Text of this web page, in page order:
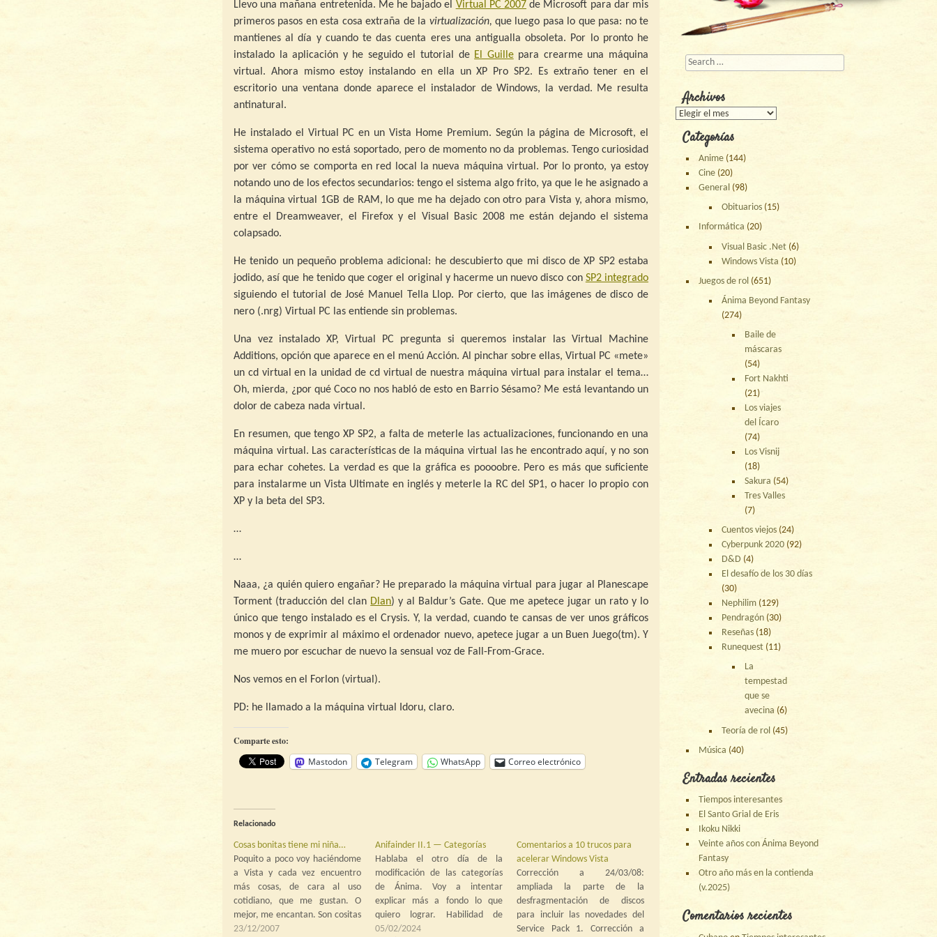
Llevo una mañana entretenida. Me he bajado el Virtual PC 2007 de Microsoft para dar mis
primeros pasos en esta cosa extraña de la virtualización, que luego pasa lo que pasa: no te
mantienes al día y cuando te das cuenta eres una antigualla obsoleta. Por lo pronto he
instalado la aplicación y he seguido el tutorial de El Guillepara crearme una máquina
virtual. Ahora mismo estoy instalando en ella un XP Pro SP2. Es extraño tener en el
escritorio una ventana donde aparece el instalador de Windows, la verdad. Me resulta
antinatural.
He instalado el Virtual PC en un Vista Home Premium. Según la página de Microsoft, el
sistema operativo no está soportado, pero de momento no da problemas. Tengo curiosidad
por ver cómo se comporta en red local la nueva máquina virtual. Por lo pronto, ya estoy
notando uno de los efectos secundarios: tengo el sistema algo frito, ya que le he asignado a
la máquina virtual 1GB de RAM, lo que me ha dejado con otro para Vista y, ahora mismo,
entre el Dreamweaver, el Firefox y el Visual Basic 2008 me están dejando el sistema
colapsado.
He tenido un pequeño problema adicional: he descubierto que mi disco de XP SP2 estaba
jodido, así que he tenido que coger el original y hacerme un nuevo disco con SP2 integrado
siguiendo el tutorial de José Manuel Tella Llop. Por cierto, que las imágenes de disco de
nero (.nrg) Virtual PC las entiende sin problemas.
Una vez instalado XP, Virtual PC pregunta si queremos instalar las Virtual Machine
Additions, opción que aparece en el menú Acción. Al pinchar sobre ellas, Virtual PC «mete»
un cd virtual en la unidad de cd virtual de nuestra máquina virtual para instalar el tema…
Oh, mierda, ¿por qué Coco no nos habló de esto en Barrio Sésamo? Me está levantando un
dolor de cabeza nada virtual.
En resumen, que tengo XP SP2, a falta de meterle las actualizaciones, funcionando en una
máquina virtual. Las características de la máquina virtual las he encontrado aquí, y no son
para echar cohetes. La verdad es que la gráfica es poooobre. Pero es más que suficiente
para instalarme un Vista Ultimate en inglés y meterle la RC del SP1, o hacer lo propio con
XP y la beta del SP3.
…
…
Naaa, ¿a quién quiero engañar? He preparado la máquina virtual para jugar al Planescape
Torment (traducción del clan Dlan) y al Baldur’s Gate. Que me apetece jugar un rato y lo
único que tengo instalado es el Crysis. Y, la verdad, cuando te cansas de ver unos gráficos
monos y de exprimir al máximo el ordenador nuevo, apetece jugar a un Buen Juego(tm). Y
me muero por escuchar de nuevo la sensual voz de Fall-From-Grace.
Nos vemos en el Forlon (virtual).
PD: he llamado a la máquina virtual Idoru, claro.
Comparte esto:
Mastodon
Telegram WhatsApp Correo electrónico
Relacionado
Cosas bonitas tiene mi niña…
Poquito a poco voy haciéndome
a Vista y cada vez encuentro
más cosas, de cara al uso
cotidiano, que me gustan. O
mejor, me encantan. Son cositas
pequeñas, pero que te hacen la
23/12/2007
Anifainder II.1 — Categorías
Hablaba el otro día de la
modificación de las categorías
de Ánima. Voy a intentar
explicar más a fondo lo que
quiero lograr. Habilidad de
defensa En Ánima, recordemos,
05/02/2024
Comentarios a 10 trucos para
acelerar Windows Vista
Corrección a 24/03/08:
ampliada la parte de la
desfragmentación de discos
para incluir las novedades del
Service Pack 1. Corrección a
Buscar
Archivos
Archivos
Categorías
Anime (144)
Cine (20)
General (98)
Obituarios (15)
Informática (20)
Visual Basic .Net (6)
Windows Vista (10)
Juegos de rol (651)
Ánima Beyond Fantasy
(274)
Baile de
máscaras
(54)
Fort Nakhti
(21)
Los viajes
del Ícaro
(74)
Los Visnij
(18)
Sakura (54)
Tres Valles
(7)
Cuentos viejos (24)
Cyberpunk 2020 (92)
D&D (4)
El desafío de los 30 días
(30)
Nephilim (129)
Pendragón (30)
Reseñas (18)
Runequest (11)
La
tempestad
que se
avecina (6)
Teoría de rol (45)
Música (40)
Entradas recientes
Tiempos interesantes
El Santo Grial de Eris
Ikoku Nikki
Veinte años con Ánima Beyond
Fantasy
Otro año más en la contienda
(v.2025)
Comentarios recientes